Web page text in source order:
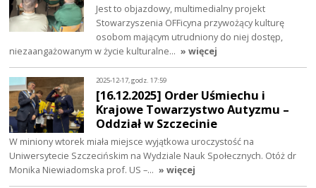
Jest to objazdowy, multimedialny projekt
Stowarzyszenia OFFicyna przywożący kulturę
osobom mającym utrudniony do niej dostęp,
niezaangażowanym w życie kulturalne… » więcej
2025-12-17, godz. 17:59
[16.12.2025] Order Uśmiechu i
Krajowe Towarzystwo Autyzmu –
Oddział w Szczecinie
W miniony wtorek miała miejsce wyjątkowa uroczystość na
Uniwersytecie Szczecińskim na Wydziale Nauk Społecznych. Otóż dr
Monika Niewiadomska prof. US –… » więcej